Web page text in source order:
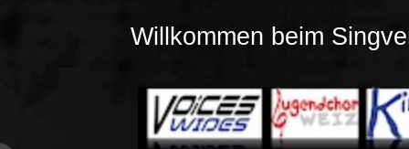
Willkommen beim